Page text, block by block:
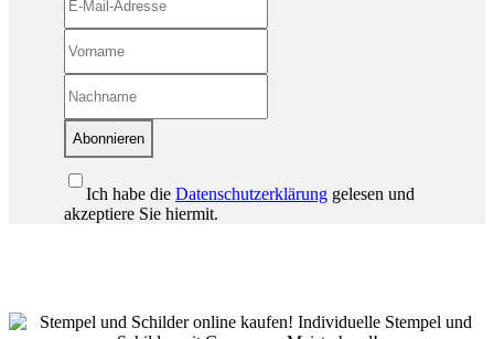
Abonnieren
Ich habe die Datenschutzerklärung gelesen und
akzeptiere Sie hiermit.